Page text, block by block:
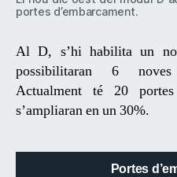
portes d’embarcament.
Al D, s’hi habilita un
possibilitaran 6 noves
Actualment té 20
s’ampliaran en un 30%.
Portes